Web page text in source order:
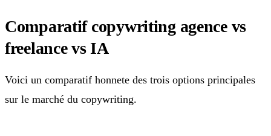
Comparatif copywriting agence vs
freelance vs IA
Voici un comparatif honnete des trois options principales
sur le marché du copywriting.